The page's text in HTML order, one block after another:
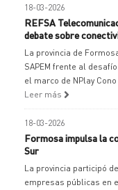
18-03-2026
REFSA
debate sobre
La provincia de
SAPEM frente al
el marco de NPlay Cono
Leer más
18-03-2026
Formosa impulsa la
Sur
La provincia participó
empresas públicas en